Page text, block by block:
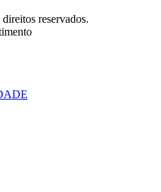
reservados.